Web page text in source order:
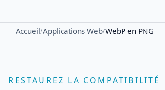
Accueil/Applications Web/WebP en PNG
RESTAUREZ LA COMPATIBILITÉ